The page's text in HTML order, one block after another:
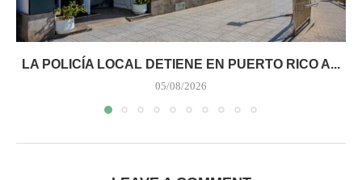
LA POLICÍA LOCAL DETIENE EN PUERTO RICO A...
05/08/2026